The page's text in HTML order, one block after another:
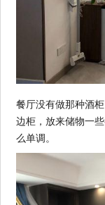
餐厅没有做那种酒
边柜，放来储物一
么单调。